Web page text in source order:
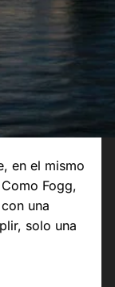
en el mismo
Fogg,
una
solo una